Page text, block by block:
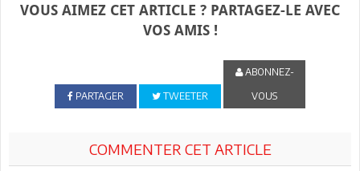
VOUS AIMEZ CET ARTICLE ? PARTAGEZ-LE AVEC
VOS AMIS !
PARTAGER TWEETER
ABONNEZ-
VOUS
COMMENTER CET ARTICLE